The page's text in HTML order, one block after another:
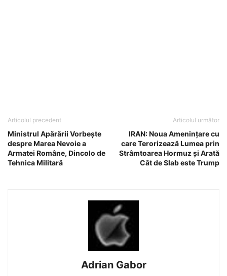
Articolul precedent
Ministrul Apărării Vorbește
despre Marea Nevoie a
Armatei Române, Dincolo de
Tehnica Militară
Articolul următor
IRAN: Noua Amenințare cu
care Terorizează Lumea prin
Strâmtoarea Hormuz și Arată
Cât de Slab este Trump
Adrian Gabor